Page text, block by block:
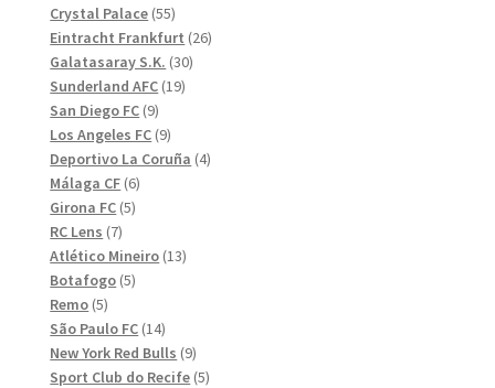
produkter
Crystal Palace 5555
produkter
Eintracht Frankfurt 2626
Galatasaray S.K. 3030
Sunderland AFC 1919
San Diego FC 99
produkter
Los Angeles FC 99
produkter
Deportivo La Coruña 44
Málaga CF 66
Girona FC 55
RC Lens 77
produkter
Atlético Mineiro 1313
Botafogo 55
Remo 55
produkter
São Paulo FC 1414
produkter
New York Red Bulls 99
produkter
Sport Club do Recife 55